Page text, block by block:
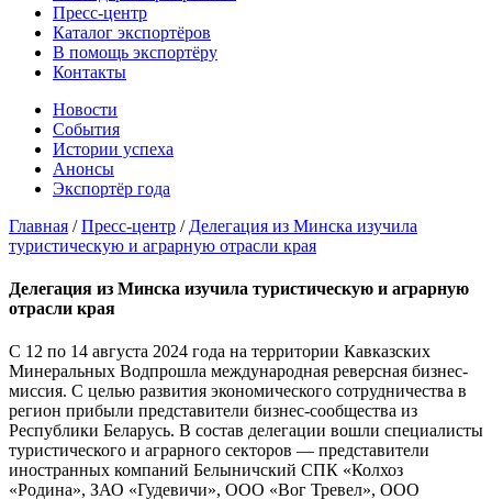
Пресс-центр
Каталог экспортёров
В помощь экспортёру
Контакты
Новости
События
Истории успеха
Анонсы
Экспортёр года
Главная /Пресс-центр / Делегация из Минска изучила
туристическую и аграрную отрасли края
Делегация из Минска изучила туристическую и аграрную
отрасли края
С 12 по 14 августа 2024 года на территории Кавказских
Минеральных Водпрошла международная реверсная бизнес-
миссия. С целью развития экономического сотрудничества в
регион прибыли представители бизнес-сообщества из
Республики Беларусь. В состав делегации вошли специалисты
туристического и аграрного секторов — представители
иностранных компаний Белыничский СПК «Колхоз
«Родина», ЗАО «Гудевичи», ООО «Вог Тревел», ООО